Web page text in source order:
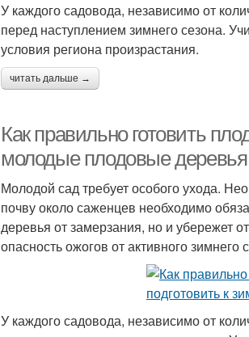
У каждого садовода, независимо от
перед наступлением зимнего сезона.
условия региона произрастания.
читать дальше →
Как правильно готовить
молодые плодовые деревья
Молодой сад требует особого ухода.
почву около саженцев необходимо
деревья от замерзания, но и убережет
опасность ожогов от активного
У каждого садовода, независимо от